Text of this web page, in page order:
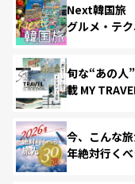
Next韓国旅
グルメ・テ
旬な“あの人
載 MY
今、こんな
年絶対行く